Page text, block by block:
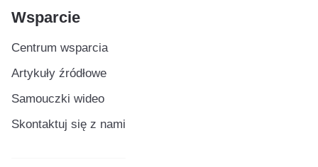
Wsparcie
Centrum wsparcia
Artykuły źródłowe
Samouczki wideo
Skontaktuj się z nami